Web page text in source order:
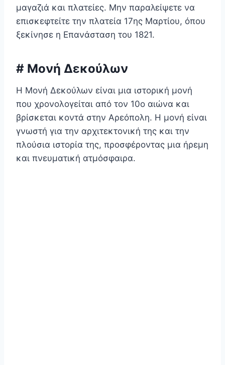
μαγαζιά και πλατείες. Μην παραλείψετε να
επισκεφτείτε την πλατεία 17ης Μαρτίου, όπου
ξεκίνησε η Επανάσταση του 1821.
# Μονή Δεκούλων
Η Μονή Δεκούλων είναι μια ιστορική μονή
που χρονολογείται από τον 10ο αιώνα και
βρίσκεται κοντά στην Αρεόπολη. Η μονή είναι
γνωστή για την αρχιτεκτονική της και την
πλούσια ιστορία της, προσφέροντας μια ήρεμη
και πνευματική ατμόσφαιρα.